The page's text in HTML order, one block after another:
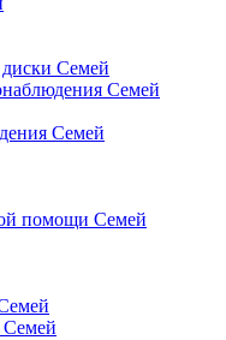
Семей
Семей
Семей
помощи Семей
Семей